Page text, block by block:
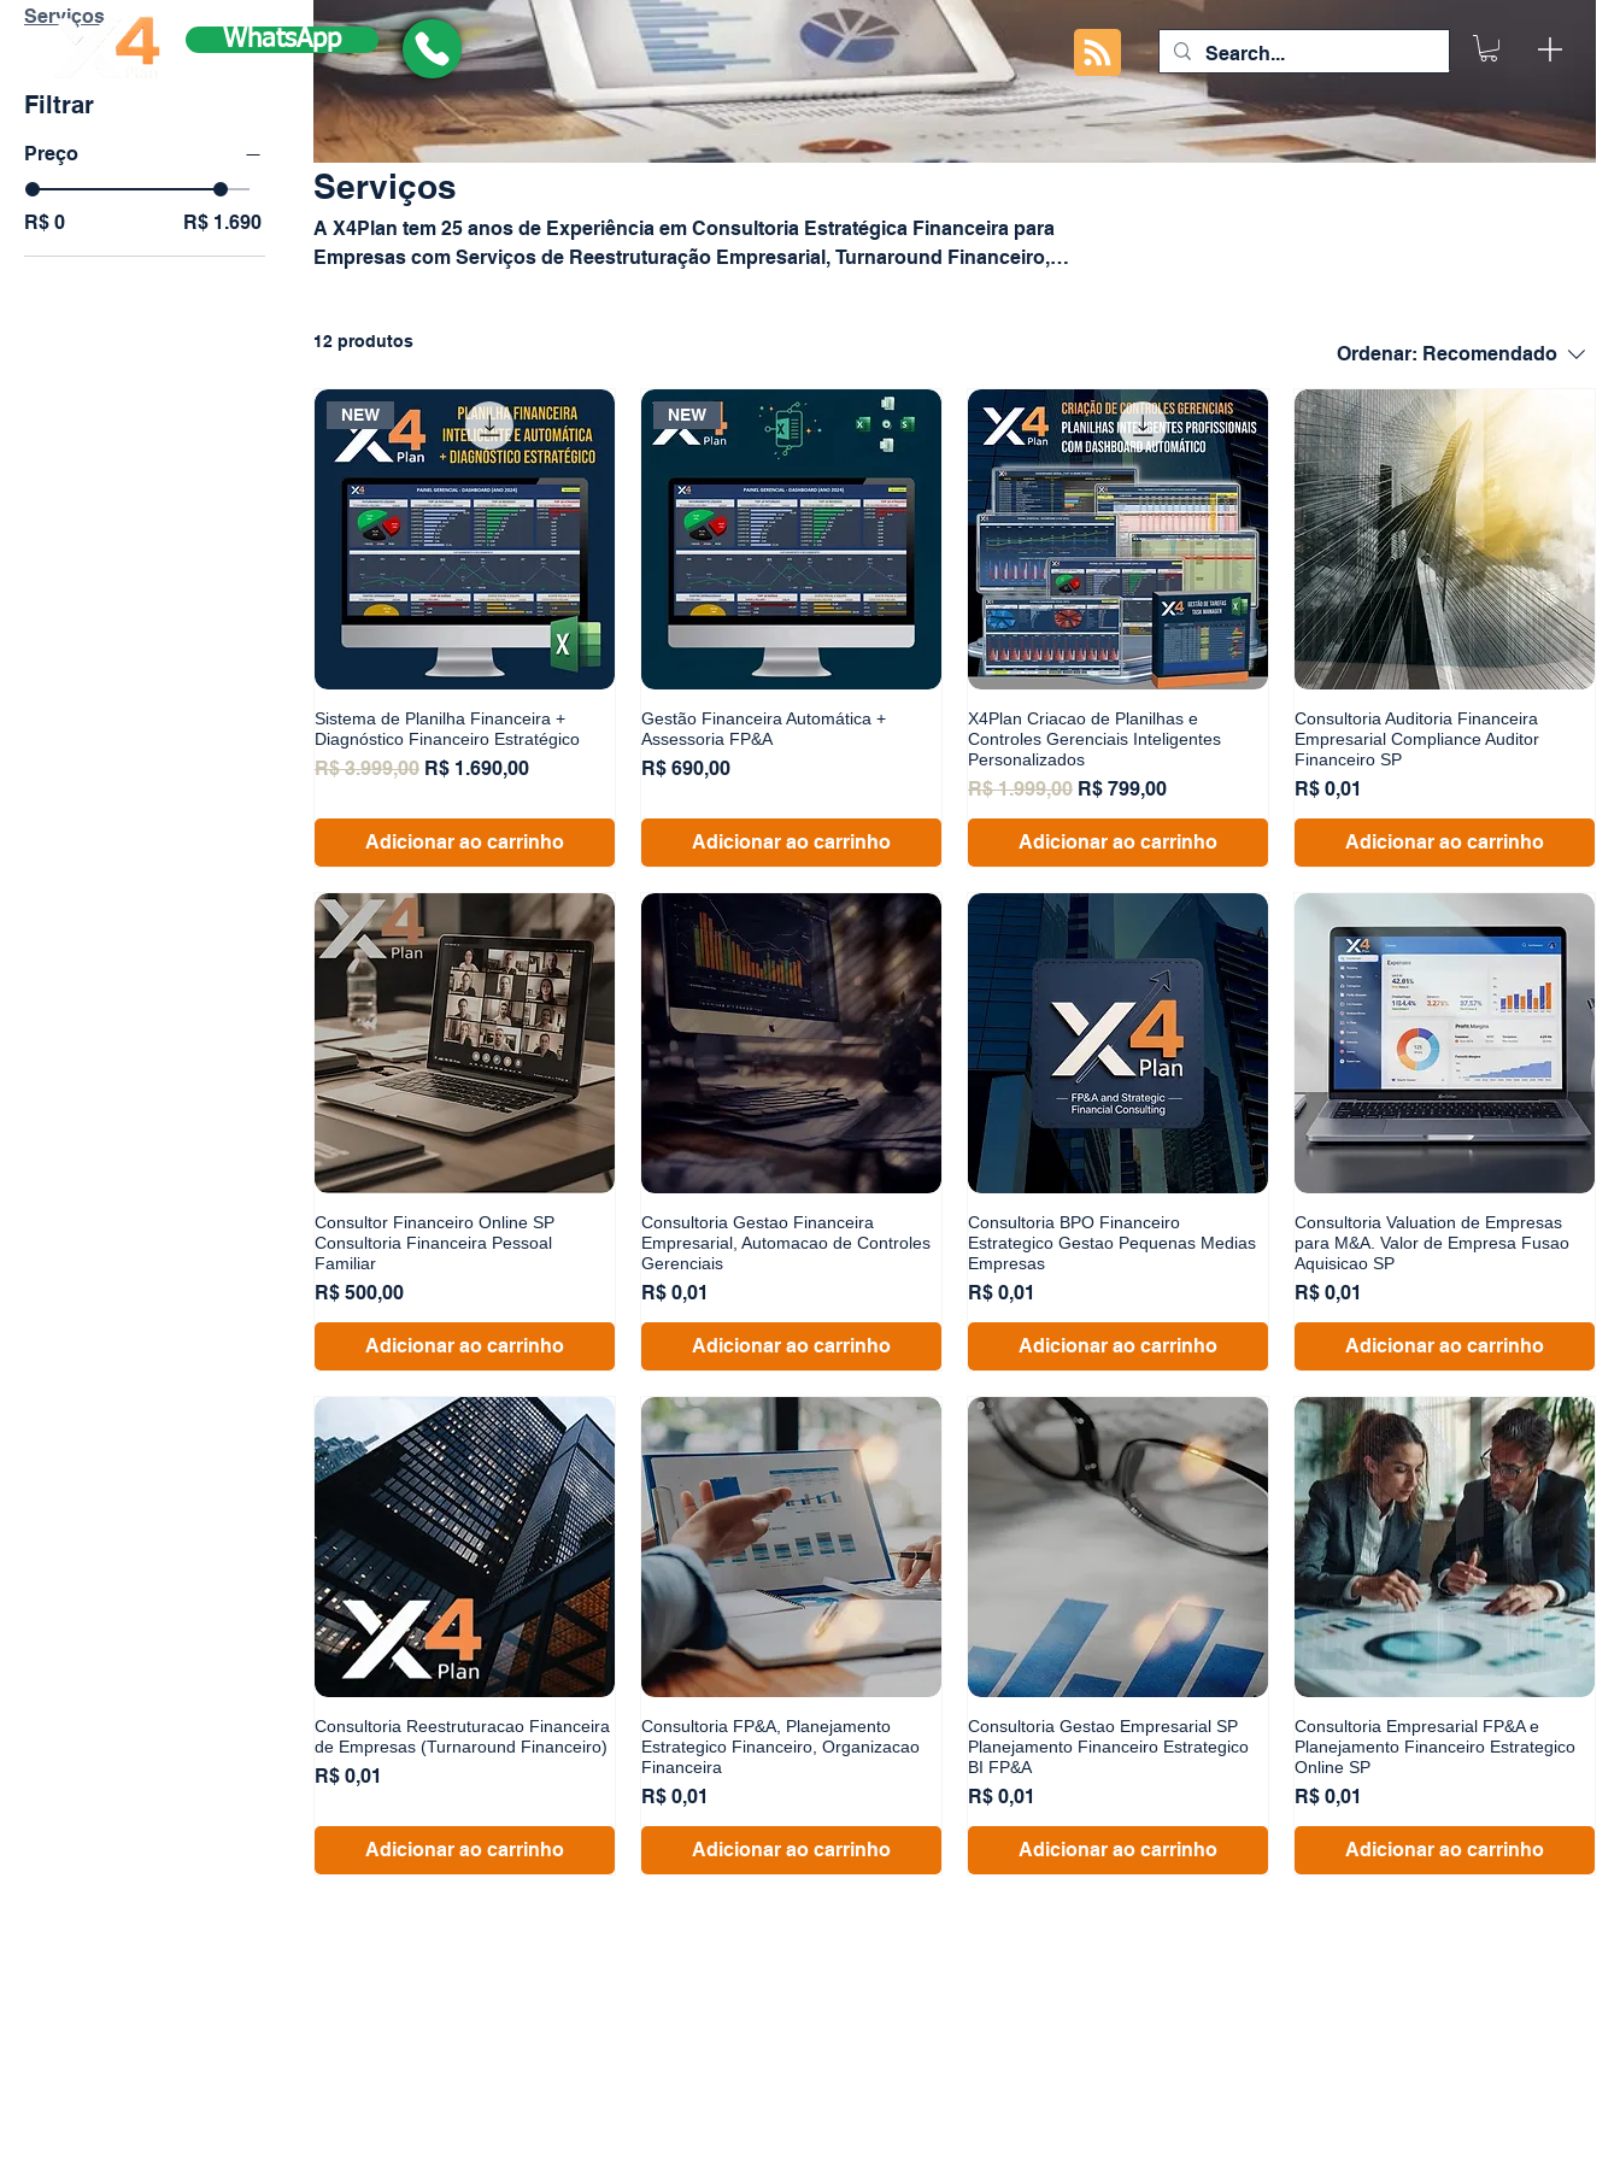
WhatsApp
Serviços
Filtrar
Preço
R$ 0 R$ 1.690
Serviços
A X4Plan tem 25 anos de Experiência em Consultoria Estratégica Financeira para
Empresas com Serviços de Reestruturação Empresarial, Turnaround Financeiro,
12 produtos
Ordenar: Recomendado
NEW
Sistema de Planilha Financeira +
Diagnóstico Financeiro Estratégico
Preço normal
R$ 3.999,00 Preço promocional
R$ 1.690,00
Adicionar ao carrinho
NEW
Gestão Financeira Automática +
Assessoria FP&A
Preço
R$ 690,00
Adicionar ao carrinho
X4Plan Criacao de Planilhas e
Controles Gerenciais Inteligentes
Personalizados
Preço normal
R$ 1.999,00 Preço promocional
R$ 799,00
Adicionar ao carrinho
Consultoria Auditoria Financeira
Empresarial Compliance Auditor
Financeiro SP
Preço
R$ 0,01
Adicionar ao carrinho
Consultor Financeiro Online SP
Consultoria Financeira Pessoal
Familiar
Preço
R$ 500,00
Adicionar ao carrinho
Consultoria Gestao Financeira
Empresarial, Automacao de Controles
Gerenciais
Preço
R$ 0,01
Adicionar ao carrinho
Consultoria BPO Financeiro
Estrategico Gestao Pequenas Medias
Empresas
Preço
R$ 0,01
Adicionar ao carrinho
Consultoria Valuation de Empresas
para M&A. Valor de Empresa Fusao
Aquisicao SP
Preço
R$ 0,01
Adicionar ao carrinho
Consultoria Reestruturacao Financeira
de Empresas (Turnaround Financeiro)
Preço
R$ 0,01
Adicionar ao carrinho
Consultoria FP&A, Planejamento
Estrategico Financeiro, Organizacao
Financeira
Preço
R$ 0,01
Adicionar ao carrinho
Consultoria Gestao Empresarial SP
Planejamento Financeiro Estrategico
BI FP&A
Preço
R$ 0,01
Adicionar ao carrinho
Consultoria Empresarial FP&A e
Planejamento Financeiro Estrategico
Online SP
Preço
R$ 0,01
Adicionar ao carrinho